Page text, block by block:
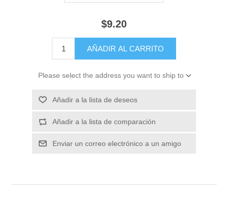
$9.20
Please select the address you want to ship to